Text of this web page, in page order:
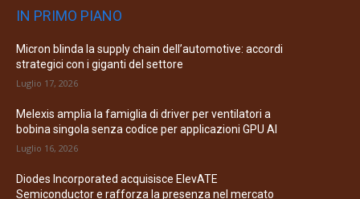
IN PRIMO PIANO
Micron blinda la supply chain dell’automotive: accordi
strategici con i giganti del settore
Luglio 17, 2026
Melexis amplia la famiglia di driver per ventilatori a
bobina singola senza codice per applicazioni GPU AI
Luglio 16, 2026
Diodes Incorporated acquisisce ElevATE
Semiconductor e rafforza la presenza nel mercato